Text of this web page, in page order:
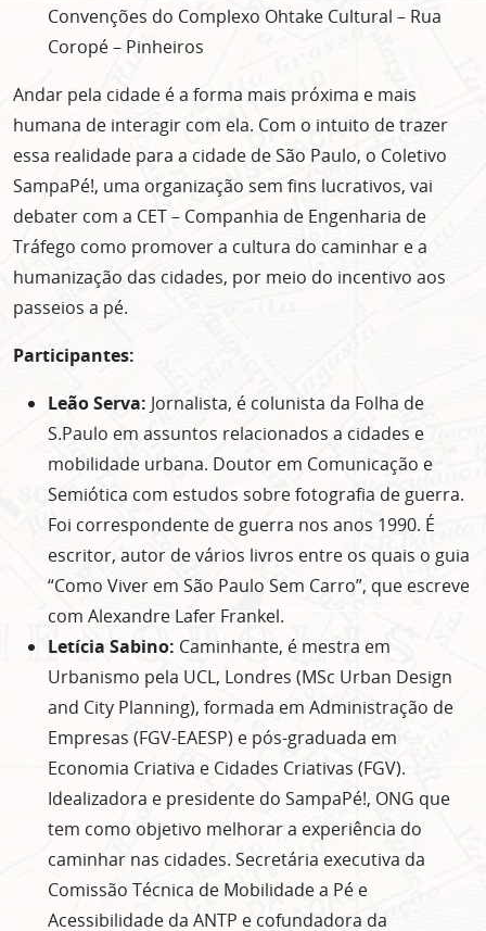
Convenções do Complexo Ohtake Cultural – Rua
Coropé – Pinheiros
Andar pela cidade é a forma mais próxima e mais
humana de interagir com ela. Com o intuito de trazer
essa realidade para a cidade de São Paulo, o Coletivo
SampaPé!, uma organização sem fins lucrativos, vai
debater com a CET – Companhia de Engenharia de
Tráfego como promover a cultura do caminhar e a
humanização das cidades, por meio do incentivo aos
passeios a pé.
Participantes:
Leão Serva: Jornalista, é colunista da Folha de
S.Paulo em assuntos relacionados a cidades e
mobilidade urbana. Doutor em Comunicação e
Semiótica com estudos sobre fotografia de guerra.
Foi correspondente de guerra nos anos 1990. É
escritor, autor de vários livros entre os quais o guia
“Como Viver em São Paulo Sem Carro”, que escreve
com Alexandre Lafer Frankel.
Letícia Sabino: Caminhante, é mestra em
Urbanismo pela UCL, Londres (MSc Urban Design
and City Planning), formada em Administração de
Empresas (FGV-EAESP) e pós-graduada em
Economia Criativa e Cidades Criativas (FGV).
Idealizadora e presidente do SampaPé!, ONG que
tem como objetivo melhorar a experiência do
caminhar nas cidades. Secretária executiva da
Comissão Técnica de Mobilidade a Pé e
Acessibilidade da ANTP e cofundadora da
ASSINE GRATUITAMENTE
Clique no botão abaixo para receber notícias sobre o
centro de São Paulo no seu email.
CLIQUE AQUI
não mostrar mais esse popup